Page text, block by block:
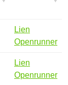
Lien
Openrunner
Lien
Openrunner